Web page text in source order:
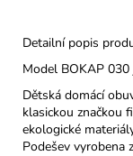
Detailní popis
Model BOKAP
Dětská domácí
klasickou značkou
ekologické
Podešev vyrobena